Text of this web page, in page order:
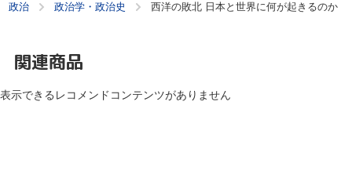
政治 政治学・政治史 西洋の敗北 日本と世界に何が起きるのか
関連商品
表示できるレコメンドコンテンツがありません